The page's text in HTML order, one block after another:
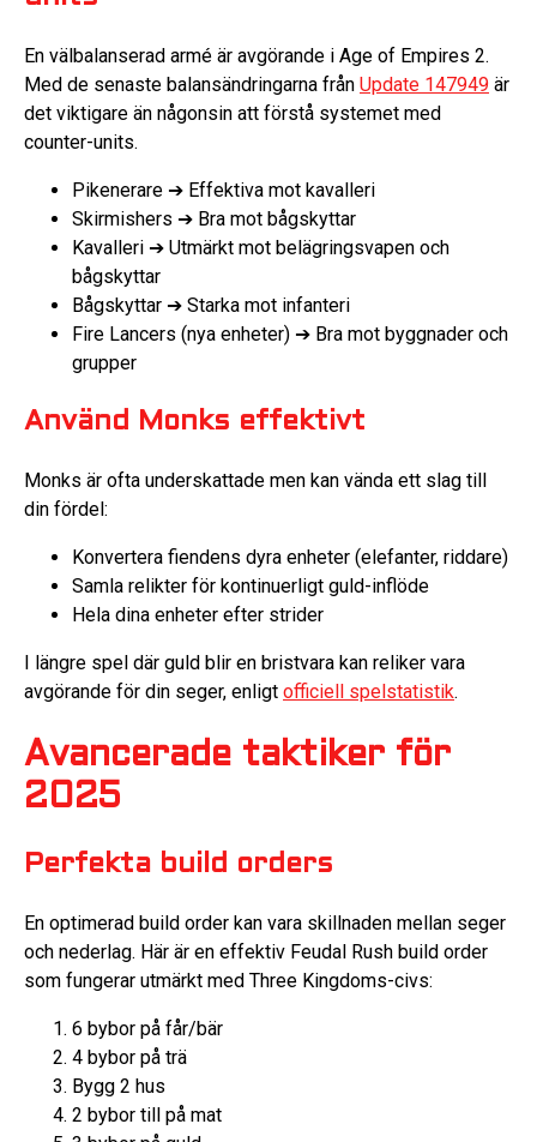
En välbalanserad armé är avgörande i Age of Empires 2.
Med de senaste balansändringarna från Update 147949 är
det viktigare än någonsin att förstå systemet med
counter-units.
Pikenerare ➔ Effektiva mot kavalleri
Skirmishers ➔ Bra mot bågskyttar
Kavalleri ➔ Utmärkt mot belägringsvapen och
bågskyttar
Bågskyttar ➔ Starka mot infanteri
Fire Lancers (nya enheter) ➔ Bra mot byggnader och
grupper
Använd Monks effektivt
Monks är ofta underskattade men kan vända ett slag till
din fördel:
Konvertera fiendens dyra enheter (elefanter, riddare)
Samla relikter för kontinuerligt guld-inflöde
Hela dina enheter efter strider
I längre spel där guld blir en bristvara kan reliker vara
avgörande för din seger, enligt officiell spelstatistik.
Avancerade taktiker för
2025
Perfekta build orders
En optimerad build order kan vara skillnaden mellan seger
och nederlag. Här är en effektiv Feudal Rush build order
som fungerar utmärkt med Three Kingdoms-civs:
6 bybor på får/bär
4 bybor på trä
Bygg 2 hus
2 bybor till på mat